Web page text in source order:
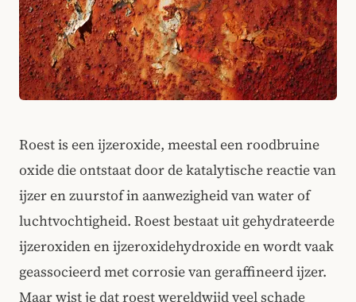
Roest is een ijzeroxide, meestal een roodbruine
oxide die ontstaat door de katalytische reactie van
ijzer en zuurstof in aanwezigheid van water of
luchtvochtigheid. Roest bestaat uit gehydrateerde
ijzeroxiden en ijzeroxidehydroxide en wordt vaak
geassocieerd met corrosie van geraffineerd ijzer.
Maar wist je dat roest wereldwijd veel schade